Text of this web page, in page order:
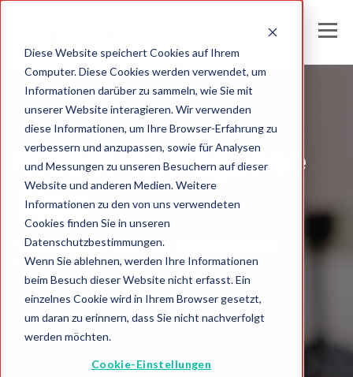
Diese Website speichert Cookies auf Ihrem
Computer. Diese Cookies werden verwendet, um
Informationen darüber zu sammeln, wie Sie mit
unserer Website interagieren. Wir verwenden
diese Informationen, um Ihre Browser-Erfahrung zu
verbessern und anzupassen, sowie für Analysen
und Messungen zu unseren Besuchern auf dieser
Website und anderen Medien. Weitere
Informationen zu den von uns verwendeten
Cookies finden Sie in unseren
Datenschutzbestimmungen.
Wenn Sie ablehnen, werden Ihre Informationen
beim Besuch dieser Website nicht erfasst. Ein
einzelnes Cookie wird in Ihrem Browser gesetzt,
um daran zu erinnern, dass Sie nicht nachverfolgt
werden möchten.
Cookie-Einstellungen
Melissa Germany
Global Intelligence
Blog
Einblicke und Analysen für datengetriebene
Unternehmen